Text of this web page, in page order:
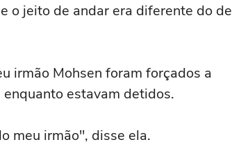
o jeito de andar era diferente do de
irmão Mohsen foram forçados a
estavam detidos.
meu irmão", disse ela.